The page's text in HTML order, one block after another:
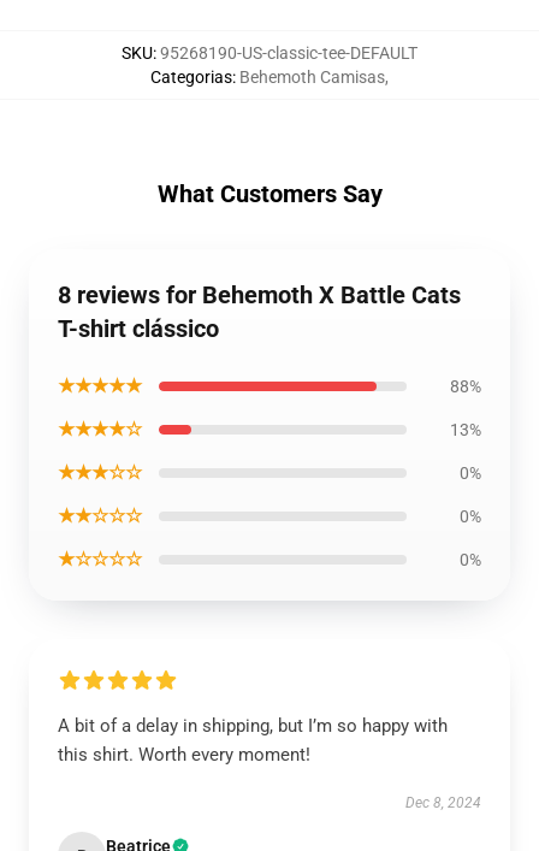
SKU:95268190-US-classic-tee-DEFAULT
Categorias: Behemoth Camisas,
What Customers Say
8 reviews for Behemoth X Battle Cats
T-shirt clássico
★★★★★ 88%
★★★★☆ 13%
★★★☆☆ 0%
★★☆☆☆ 0%
★☆☆☆☆ 0%
A bit of a delay in shipping, but I’m so happy with
this shirt. Worth every moment!
Dec 8, 2024
Beatrice